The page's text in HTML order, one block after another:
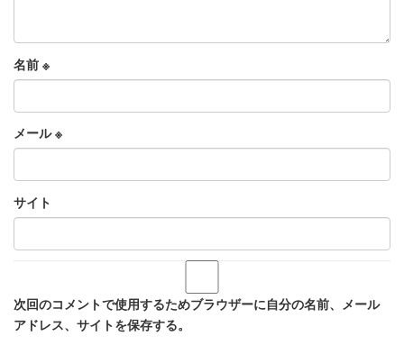
名前 ※
メール※
サイト
次回のコメントで使用するためブラウザーに自分の名前、メール
アドレス、サイトを保存する。